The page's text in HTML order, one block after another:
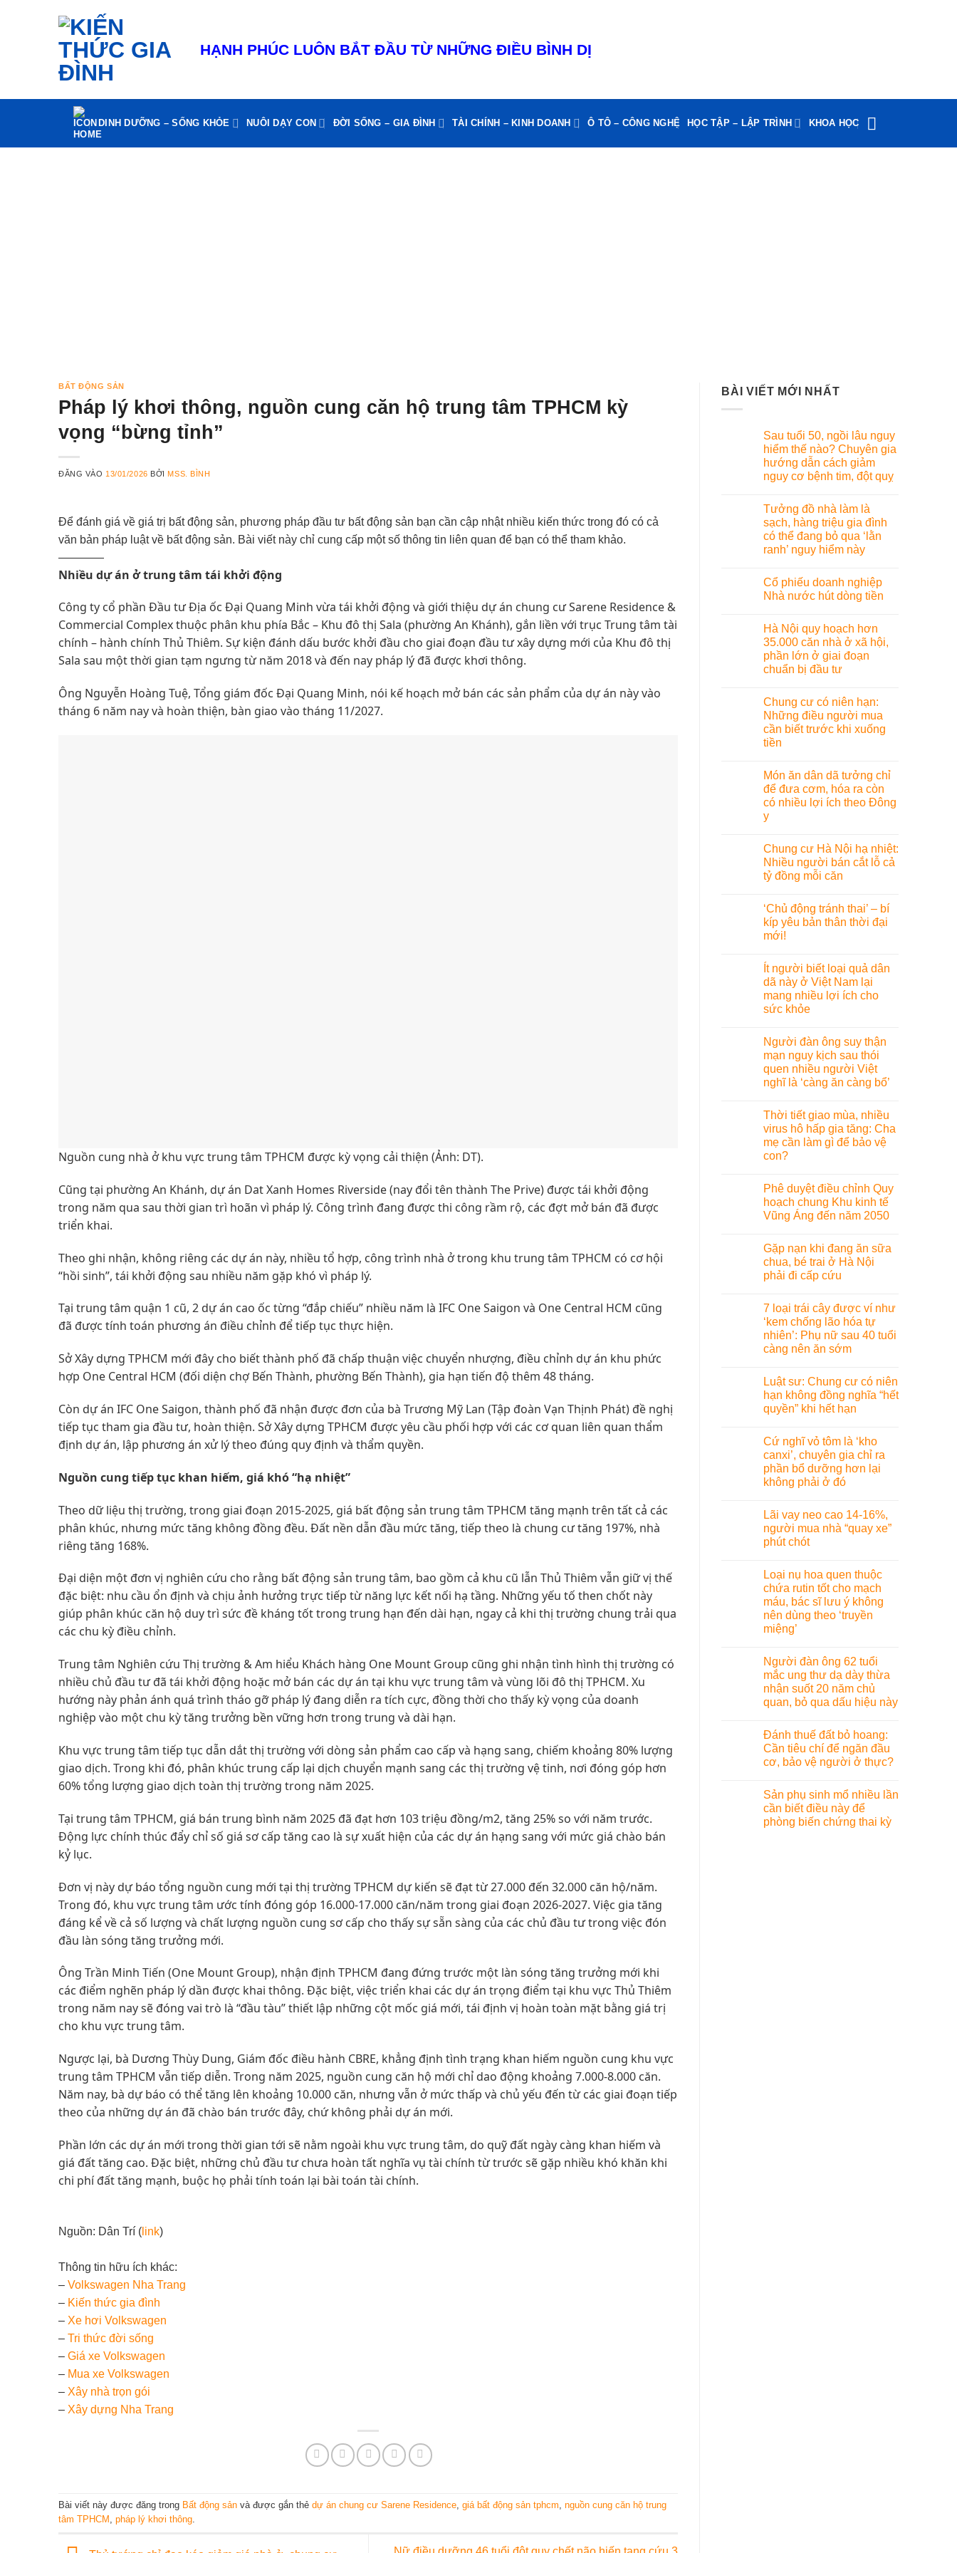
HẠNH PHÚC LUÔN BẮT ĐẦU TỪ NHỮNG ĐIỀU BÌNH DỊ
DINH DƯỠNG – SỐNG KHỎE NUÔI DẠY CON ĐỜI SỐNG – GIA ĐÌNH TÀI CHÍNH – KINH DOANH Ô TÔ – CÔNG NGHỆ HỌC TẬP – LẬP TRÌNH KHOA HỌC
BẤT ĐỘNG SẢN
Pháp lý khơi thông, nguồn cung căn hộ trung tâm TPHCM kỳ
vọng “bừng tỉnh”
ĐĂNG VÀO 13/01/2026 BỞIMSS. BÌNH
Để đánh giá về giá trị bất động sản, phương pháp đầu tư bất động sản bạn cần cập nhật nhiều kiến thức trong đó có cả
văn bản pháp luật về bất động sản. Bài viết này chỉ cung cấp một số thông tin liên quan để bạn có thể tham khảo.
————
Nhiều dự án ở trung tâm tái khởi động
Công ty cổ phần Đầu tư Địa ốc Đại Quang Minh vừa tái khởi động và giới thiệu dự án chung cư Sarene Residence &
Commercial Complex thuộc phân khu phía Bắc – Khu đô thị Sala (phường An Khánh), gắn liền với trục Trung tâm tài
chính – hành chính Thủ Thiêm. Sự kiện đánh dấu bước khởi đầu cho giai đoạn đầu tư xây dựng mới của Khu đô thị
Sala sau một thời gian tạm ngưng từ năm 2018 và đến nay pháp lý đã được khơi thông.
Ông Nguyễn Hoàng Tuệ, Tổng giám đốc Đại Quang Minh, nói kế hoạch mở bán các sản phẩm của dự án này vào
tháng 6 năm nay và hoàn thiện, bàn giao vào tháng 11/2027.
Nguồn cung nhà ở khu vực trung tâm TPHCM được kỳ vọng cải thiện (Ảnh: DT).
Cũng tại phường An Khánh, dự án Dat Xanh Homes Riverside (nay đổi tên thành The Prive) được tái khởi động
trong năm qua sau thời gian trì hoãn vì pháp lý. Công trình đang được thi công rầm rộ, các đợt mở bán đã được
triển khai.
Theo ghi nhận, không riêng các dự án này, nhiều tổ hợp, công trình nhà ở trong khu trung tâm TPHCM có cơ hội
“hồi sinh”, tái khởi động sau nhiều năm gặp khó vì pháp lý.
Tại trung tâm quận 1 cũ, 2 dự án cao ốc từng “đắp chiếu” nhiều năm là IFC One Saigon và One Central HCM cũng
đã được tính toán phương án điều chỉnh để tiếp tục thực hiện.
Sở Xây dựng TPHCM mới đây cho biết thành phố đã chấp thuận việc chuyển nhượng, điều chỉnh dự án khu phức
hợp One Central HCM (đối diện chợ Bến Thành, phường Bến Thành), gia hạn tiến độ thêm 48 tháng.
Còn dự án IFC One Saigon, thành phố đã nhận được đơn của bà Trương Mỹ Lan (Tập đoàn Vạn Thịnh Phát) đề nghị
tiếp tục tham gia đầu tư, hoàn thiện. Sở Xây dựng TPHCM được yêu cầu phối hợp với các cơ quan liên quan thẩm
định dự án, lập phương án xử lý theo đúng quy định và thẩm quyền.
Nguồn cung tiếp tục khan hiếm, giá khó “hạ nhiệt”
Theo dữ liệu thị trường, trong giai đoạn 2015-2025, giá bất động sản trung tâm TPHCM tăng mạnh trên tất cả các
phân khúc, nhưng mức tăng không đồng đều. Đất nền dẫn đầu mức tăng, tiếp theo là chung cư tăng 197%, nhà
riêng tăng 168%.
Đại diện một đơn vị nghiên cứu cho rằng bất động sản trung tâm, bao gồm cả khu cũ lẫn Thủ Thiêm vẫn giữ vị thế
đặc biệt: nhu cầu ổn định và chịu ảnh hưởng trực tiếp từ năng lực kết nối hạ tầng. Những yếu tố then chốt này
giúp phân khúc căn hộ duy trì sức đề kháng tốt trong trung hạn đến dài hạn, ngay cả khi thị trường chung trải qua
các chu kỳ điều chỉnh.
Trung tâm Nghiên cứu Thị trường & Am hiểu Khách hàng One Mount Group cũng ghi nhận tình hình thị trường có
nhiều chủ đầu tư đã tái khởi động hoặc mở bán các dự án tại khu vực trung tâm và vùng lõi đô thị TPHCM. Xu
hướng này phản ánh quá trình tháo gỡ pháp lý đang diễn ra tích cực, đồng thời cho thấy kỳ vọng của doanh
nghiệp vào một chu kỳ tăng trưởng bền vững hơn trong trung và dài hạn.
Khu vực trung tâm tiếp tục dẫn dắt thị trường với dòng sản phẩm cao cấp và hạng sang, chiếm khoảng 80% lượng
giao dịch. Trong khi đó, phân khúc trung cấp lại dịch chuyển mạnh sang các thị trường vệ tinh, nơi đóng góp hơn
60% tổng lượng giao dịch toàn thị trường trong năm 2025.
Tại trung tâm TPHCM, giá bán trung bình năm 2025 đã đạt hơn 103 triệu đồng/m2, tăng 25% so với năm trước.
Động lực chính thúc đẩy chỉ số giá sơ cấp tăng cao là sự xuất hiện của các dự án hạng sang với mức giá chào bán
kỷ lục.
Đơn vị này dự báo tổng nguồn cung mới tại thị trường TPHCM dự kiến sẽ đạt từ 27.000 đến 32.000 căn hộ/năm.
Trong đó, khu vực trung tâm ước tính đóng góp 16.000-17.000 căn/năm trong giai đoạn 2026-2027. Việc gia tăng
đáng kể về cả số lượng và chất lượng nguồn cung sơ cấp cho thấy sự sẵn sàng của các chủ đầu tư trong việc đón
đầu làn sóng tăng trưởng mới.
Ông Trần Minh Tiến (One Mount Group), nhận định TPHCM đang đứng trước một làn sóng tăng trưởng mới khi
các điểm nghẽn pháp lý dần được khai thông. Đặc biệt, việc triển khai các dự án trọng điểm tại khu vực Thủ Thiêm
trong năm nay sẽ đóng vai trò là “đầu tàu” thiết lập những cột mốc giá mới, tái định vị hoàn toàn mặt bằng giá trị
cho khu vực trung tâm.
Ngược lại, bà Dương Thùy Dung, Giám đốc điều hành CBRE, khẳng định tình trạng khan hiếm nguồn cung khu vực
trung tâm TPHCM vẫn tiếp diễn. Trong năm 2025, nguồn cung căn hộ mới chỉ dao động khoảng 7.000-8.000 căn.
Năm nay, bà dự báo có thể tăng lên khoảng 10.000 căn, nhưng vẫn ở mức thấp và chủ yếu đến từ các giai đoạn tiếp
theo của những dự án đã chào bán trước đây, chứ không phải dự án mới.
Phần lớn các dự án mới trong thời gian tới sẽ nằm ngoài khu vực trung tâm, do quỹ đất ngày càng khan hiếm và
giá đất tăng cao. Đặc biệt, những chủ đầu tư chưa hoàn tất nghĩa vụ tài chính từ trước sẽ gặp nhiều khó khăn khi
chi phí đất tăng mạnh, buộc họ phải tính toán lại bài toán tài chính.
Nguồn: Dân Trí ( link)
Thông tin hữu ích khác:
– Volkswagen Nha Trang
– Kiến thức gia đình
– Xe hơi Volkswagen
– Tri thức đời sống
– Giá xe Volkswagen
– Mua xe Volkswagen
– Xây nhà trọn gói
– Xây dựng Nha Trang
Bài viết này được đăng trong Bất động sản và được gắn thẻ dự án chung cư Sarene Residence, giá bất động sản tphcm, nguồn cung căn hộ trung
tâm TPHCM , pháp lý khơi thông.
BÀI VIẾT MỚI NHẤT
Sau tuổi 50, ngồi lâu nguy
hiểm thế nào? Chuyên gia
hướng dẫn cách giảm
nguy cơ bệnh tim, đột quỵ
Tưởng đồ nhà làm là
sạch, hàng triệu gia đình
có thể đang bỏ qua ‘lằn
ranh’ nguy hiểm này
Cổ phiếu doanh nghiệp
Nhà nước hút dòng tiền
Hà Nội quy hoạch hơn
35.000 căn nhà ở xã hội,
phần lớn ở giai đoạn
chuẩn bị đầu tư
Chung cư có niên hạn:
Những điều người mua
cần biết trước khi xuống
tiền
Món ăn dân dã tưởng chỉ
để đưa cơm, hóa ra còn
có nhiều lợi ích theo Đông
y
Chung cư Hà Nội hạ nhiệt:
Nhiều người bán cắt lỗ cả
tỷ đồng mỗi căn
‘Chủ động tránh thai’ – bí
kíp yêu bản thân thời đại
mới!
Ít người biết loại quả dân
dã này ở Việt Nam lại
mang nhiều lợi ích cho
sức khỏe
Người đàn ông suy thận
mạn nguy kịch sau thói
quen nhiều người Việt
nghĩ là ‘càng ăn càng bổ’
Thời tiết giao mùa, nhiều
virus hô hấp gia tăng: Cha
mẹ cần làm gì để bảo vệ
con?
Phê duyệt điều chỉnh Quy
hoạch chung Khu kinh tế
Vũng Áng đến năm 2050
Gặp nạn khi đang ăn sữa
chua, bé trai ở Hà Nội
phải đi cấp cứu
7 loại trái cây được ví như
‘kem chống lão hóa tự
nhiên’: Phụ nữ sau 40 tuổi
càng nên ăn sớm
Luật sư: Chung cư có niên
hạn không đồng nghĩa “hết
quyền” khi hết hạn
Cứ nghĩ vỏ tôm là ‘kho
canxi’, chuyên gia chỉ ra
phần bổ dưỡng hơn lại
không phải ở đó
Lãi vay neo cao 14-16%,
người mua nhà “quay xe”
phút chót
Loại nụ hoa quen thuộc
chứa rutin tốt cho mạch
máu, bác sĩ lưu ý không
nên dùng theo ‘truyền
miệng’
Người đàn ông 62 tuổi
mắc ung thư dạ dày thừa
nhận suốt 20 năm chủ
quan, bỏ qua dấu hiệu này
Đánh thuế đất bỏ hoang:
Cần tiêu chí để ngăn đầu
cơ, bảo vệ người ở thực?
Sản phụ sinh mổ nhiều lần
cần biết điều này để
phòng biến chứng thai kỳ